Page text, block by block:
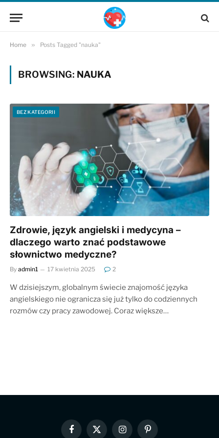
Home » Posts Tagged "nauka"
BROWSING: NAUKA
BEZ KATEGORII
Zdrowie, język angielski i medycyna –
dlaczego warto znać podstawowe
słownictwo medyczne?
By admin1 17 kwietnia 2025 2
W dzisiejszym, globalnym świecie znajomość języka
angielskiego nie ogranicza się już tylko do codziennych
rozmów czy pracy zawodowej. Coraz większe…
Facebook
X InstagramPinterest